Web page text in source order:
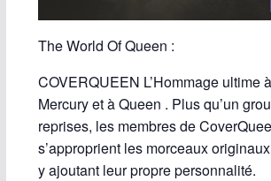
The World Of Queen :
COVERQUEEN L’Hommage ultime
Mercury et à Queen . Plus qu’un
reprises, les membres de
s’approprient les morceaux
y ajoutant leur propre personnalité.